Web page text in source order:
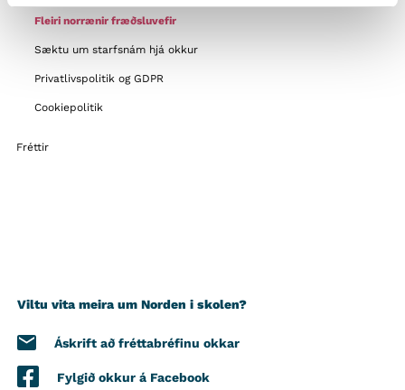
Fleiri norrænir fræðsluvefir
Sæktu um starfsnám hjá okkur
Privatlivspolitik og GDPR
Cookiepolitik
Fréttir
Viltu vita meira um Norden i skolen?
Áskrift að fréttabréfinu okkar
Fylgið okkur á Facebook